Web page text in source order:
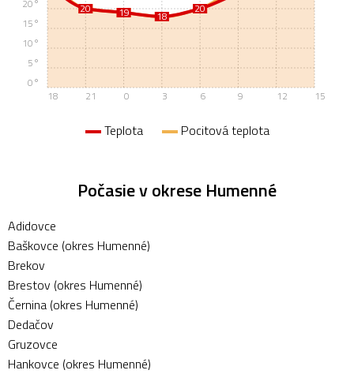
20 19 18
20
20 19 18
20
18 21 0 3 6 9 12 15
0°
5°
10°
15°
20°
Teplota Pocitová teplota
Počasie v okrese Humenné
Adidovce
Baškovce (okres Humenné)
Brekov
Brestov (okres Humenné)
Černina (okres Humenné)
Dedačov
Gruzovce
Hankovce (okres Humenné)